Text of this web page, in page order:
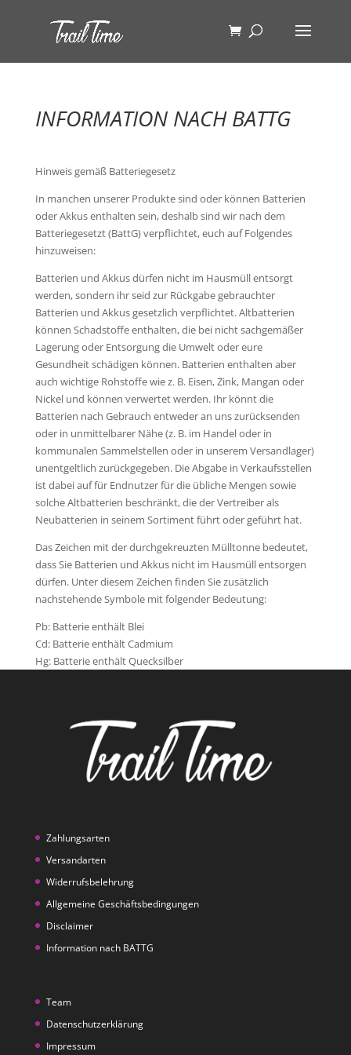
INFORMATION NACH BATTG
Hinweis gemäß Batteriegesetz
In manchen unserer Produkte sind oder können Batterien
oder Akkus enthalten sein, deshalb sind wir nach dem
Batteriegesetzt (BattG) verpflichtet, euch auf Folgendes
hinzuweisen:
Batterien und Akkus dürfen nicht im Hausmüll entsorgt
werden, sondern ihr seid zur Rückgabe gebrauchter
Batterien und Akkus gesetzlich verpflichtet. Altbatterien
können Schadstoffe enthalten, die bei nicht sachgemäßer
Lagerung oder Entsorgung die Umwelt oder eure
Gesundheit schädigen können. Batterien enthalten aber
auch wichtige Rohstoffe wie z. B. Eisen, Zink, Mangan oder
Nickel und können verwertet werden. Ihr könnt die
Batterien nach Gebrauch entweder an uns zurücksenden
oder in unmittelbarer Nähe (z. B. im Handel oder in
kommunalen Sammelstellen oder in unserem Versandlager)
unentgeltlich zurückgegeben. Die Abgabe in Verkaufsstellen
ist dabei auf für Endnutzer für die übliche Mengen sowie
solche Altbatterien beschränkt, die der Vertreiber als
Neubatterien in seinem Sortiment führt oder geführt hat.
Das Zeichen mit der durchgekreuzten Mülltonne bedeutet,
dass Sie Batterien und Akkus nicht im Hausmüll entsorgen
dürfen. Unter diesem Zeichen finden Sie zusätzlich
nachstehende Symbole mit folgender Bedeutung:
Pb: Batterie enthält Blei
Cd: Batterie enthält Cadmium
Hg: Batterie enthält Quecksilber
Zahlungsarten
Versandarten
Widerrufsbelehrung
Allgemeine Geschäftsbedingungen
Disclaimer
Information nach BATTG
Team
Datenschutzerklärung
Impressum